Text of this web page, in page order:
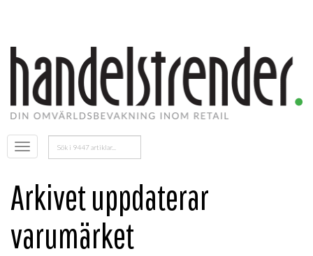
Öppna
menyn
Sök
efter:
Arkivet uppdaterar
varumärket